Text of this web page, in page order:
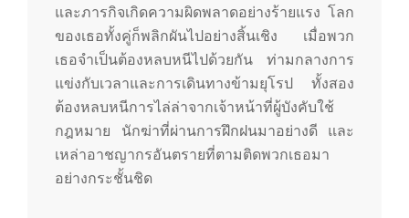
และภารกิจเกิดความผิดพลาดอย่างร้ายแรง โลก
ของเธอทั้งคู่ก็พลิกผันไปอย่างสิ้นเชิง เมื่อพวก
เธอจำเป็นต้องหลบหนีไปด้วยกัน ท่ามกลางการ
แข่งกับเวลาและการเดินทางข้ามยุโรป ทั้งสอง
ต้องหลบหนีการไล่ล่าจากเจ้าหน้าที่ผู้บังคับใช้
กฎหมาย นักฆ่าที่ผ่านการฝึกฝนมาอย่างดี และ
เหล่าอาชญากรอันตรายที่ตามติดพวกเธอมา
อย่างกระชั้นชิด